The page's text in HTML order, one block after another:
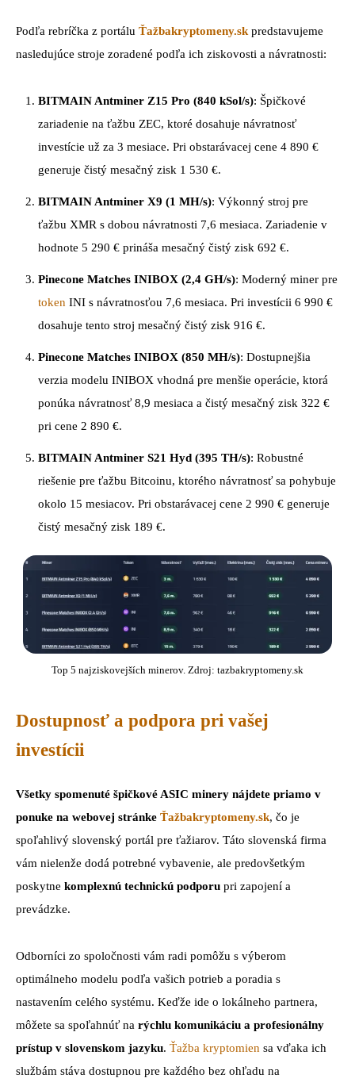
Podľa rebríčka z portálu Ťažbakryptomeny.sk predstavujeme
nasledujúce stroje zoradené podľa ich ziskovosti a návratnosti:
BITMAIN Antminer Z15 Pro (840 kSol/s): Špičkové
zariadenie na ťažbu ZEC, ktoré dosahuje návratnosť
investície už za 3 mesiace. Pri obstarávacej cene 4 890 €
generuje čistý mesačný zisk 1 530 €.
BITMAIN Antminer X9 (1 MH/s): Výkonný stroj pre
ťažbu XMR s dobou návratnosti 7,6 mesiaca. Zariadenie v
hodnote 5 290 € prináša mesačný čistý zisk 692 €.
Pinecone Matches INIBOX (2,4 GH/s): Moderný miner pre
token INI s návratnosťou 7,6 mesiaca. Pri investícii 6 990 €
dosahuje tento stroj mesačný čistý zisk 916 €.
Pinecone Matches INIBOX (850 MH/s): Dostupnejšia
verzia modelu INIBOX vhodná pre menšie operácie, ktorá
ponúka návratnosť 8,9 mesiaca a čistý mesačný zisk 322 €
pri cene 2 890 €.
BITMAIN Antminer S21 Hyd (395 TH/s): Robustné
riešenie pre ťažbu Bitcoinu, ktorého návratnosť sa pohybuje
okolo 15 mesiacov. Pri obstarávacej cene 2 990 € generuje
čistý mesačný zisk 189 €.
Top 5 najziskovejších minerov. Zdroj: tazbakryptomeny.sk
Dostupnosť a podpora pri vašej
investícii
Všetky spomenuté špičkové ASIC minery nájdete priamo v
ponuke na webovej stránke Ťažbakryptomeny.sk, čo je
spoľahlivý slovenský portál pre ťažiarov. Táto slovenská firma
vám nielenže dodá potrebné vybavenie, ale predovšetkým
poskytne komplexnú technickú podporu pri zapojení a
prevádzke.
Odborníci zo spoločnosti vám radi pomôžu s výberom
optimálneho modelu podľa vašich potrieb a poradia s
nastavením celého systému. Keďže ide o lokálneho partnera,
môžete sa spoľahnúť na rýchlu komunikáciu a profesionálny
prístup v slovenskom jazyku. Ťažba kryptomien sa vďaka ich
službám stáva dostupnou pre každého bez ohľadu na